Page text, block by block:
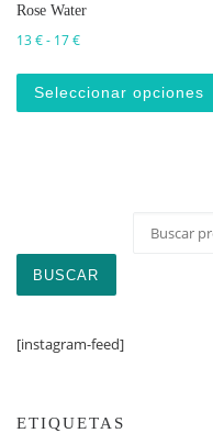
Rose Water
13€- 17€Rango de precios:
Seleccionar opciones
BUSCAR
[instagram-feed]
ETIQUETAS